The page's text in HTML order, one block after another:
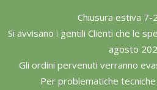
Chiusura estiva 7-
Si avvisano i gentili Clienti che le
agosto
Gli ordini pervenuti verranno
Per problematiche
content